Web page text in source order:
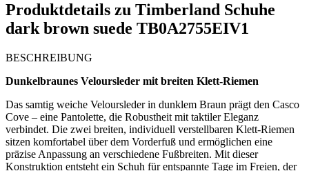
Produktdetails zu Timberland Schuhe
dark brown suede TB0A2755EIV1
BESCHREIBUNG
Dunkelbraunes Veloursleder mit breiten Klett-Riemen
Das samtig weiche Veloursleder in dunklem Braun prägt den Casco
Cove – eine Pantolette, die Robustheit mit taktiler Eleganz
verbindet. Die zwei breiten, individuell verstellbaren Klett-Riemen
sitzen komfortabel über dem Vorderfuß und ermöglichen eine
präzise Anpassung an verschiedene Fußbreiten. Mit dieser
Konstruktion entsteht ein Schuh für entspannte Tage im Freien, der